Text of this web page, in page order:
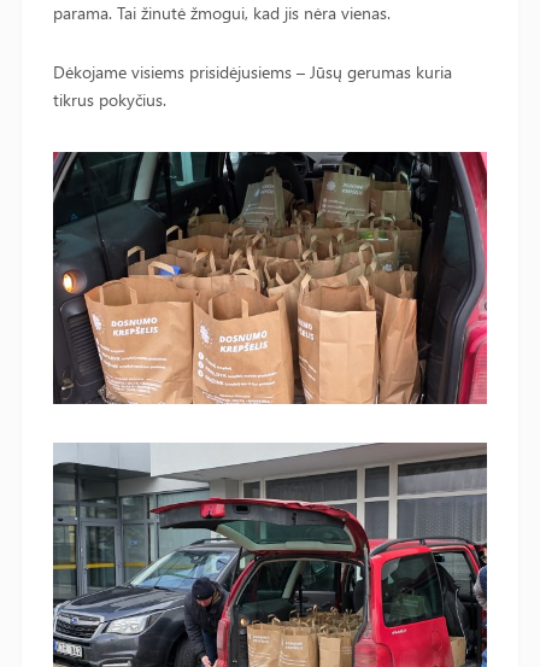
parama. Tai žinutė žmogui, kad jis nėra vienas.
Dėkojame visiems prisidėjusiems – Jūsų gerumas kuria
tikrus pokyčius.